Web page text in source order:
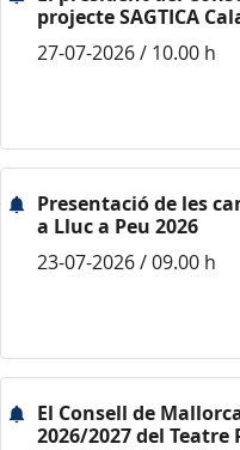
projecte SAGTICA
27-07-2026 / 10.00 h
Presentació de les
a Lluc a Peu 2026
23-07-2026 / 09.00 h
El Consell de
2026/2027 del